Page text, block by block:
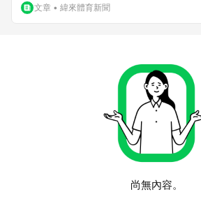
文章 • 緯來體育新聞
尚無內容。